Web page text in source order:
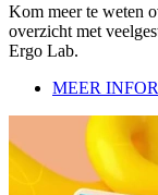
Kom meer te weten
overzicht met
Ergo Lab.
MEER